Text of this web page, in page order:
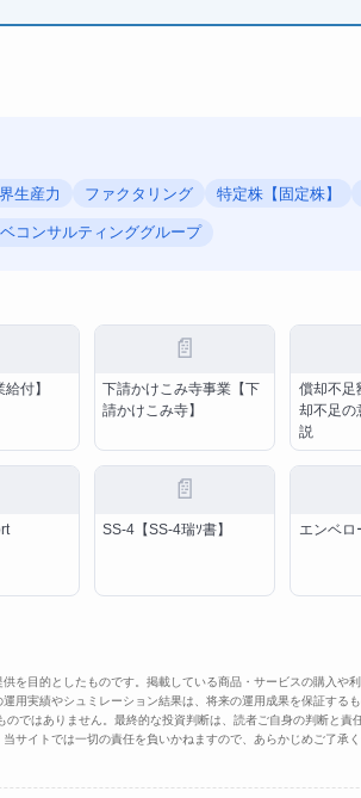
生産力 ファクタリング 特定株【固定株】
コンサルティンググループ
付】
📄
下請かけこみ寺事業【下
請かけこみ寺】
償却不足
却不足の
説
📄
SS-4【SS-4瑞ｿ書】 エンベロ
を目的としたものです。掲載している商品・サービスの購入や
用実績やシュミレーション結果は、将来の運用成果を保証する
ではありません。最終的な投資判断は、読者ご自身の判断と
サイトでは一切の責任を負いかねますので、あらかじめご了承く